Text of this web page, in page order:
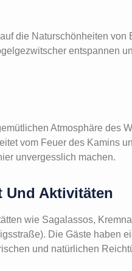
die Naturschönheiten von
entspannen
Atmosphäre des
vom Feuer des Kamins
unvergesslich machen.
Und Aktivitäten
wie Sagalassos,
Die Gäste haben
und natürlichen